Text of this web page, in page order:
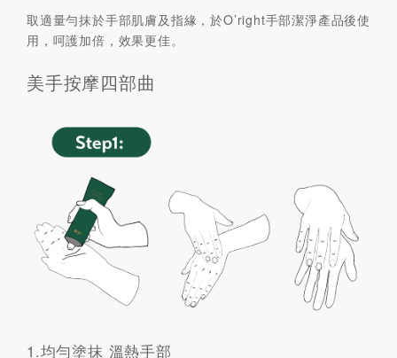
取適量勻抹於手部肌膚及指緣，於O’right手部潔淨產品後使
用，呵護加倍，效果更佳。
美手按摩四部曲
1.均勻塗抹 溫熱手部